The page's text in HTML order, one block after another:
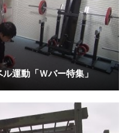
運動「Ｗバー特集」